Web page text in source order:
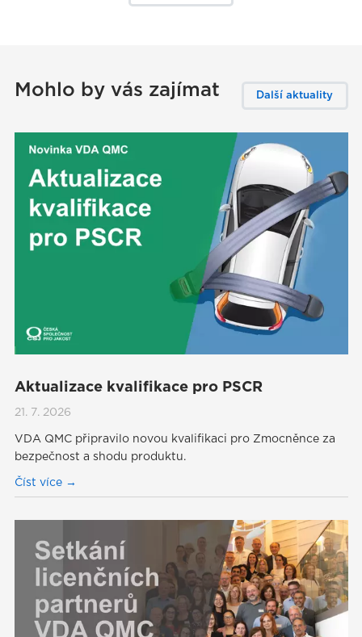
Další aktuality
Mohlo by vás zajímat
Aktualizace kvalifikace pro PSCR
21. 7. 2026
VDA QMC připravilo novou kvalifikaci pro Zmocněnce za
bezpečnost a shodu produktu.
Číst více